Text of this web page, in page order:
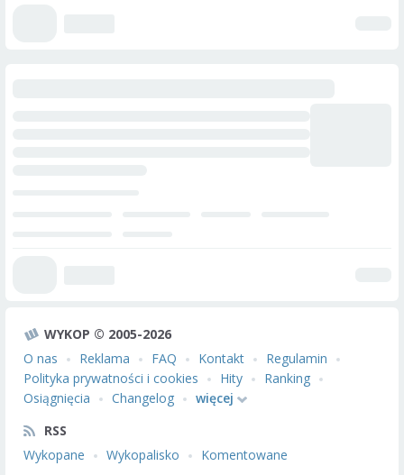
WYKOP © 2005-2026
O nas
Reklama FAQ Kontakt
Regulamin
Polityka prywatności i cookies
Hity
Ranking
Osiągnięcia
Changelog
więcej
RSS
Wykopane
Wykopalisko Komentowane